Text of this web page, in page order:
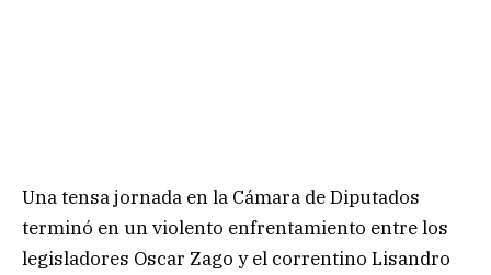
Una tensa jornada en la Cámara de Diputados
terminó en un violento enfrentamiento entre los
legisladores Oscar Zago y el correntino Lisandro